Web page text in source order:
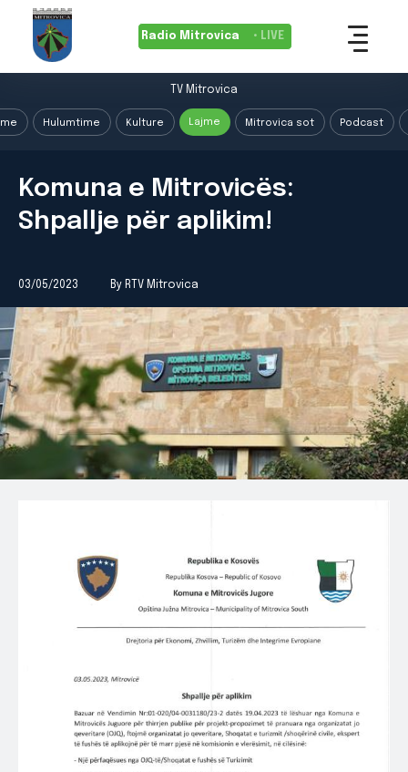
Radio Mitrovica • LIVE
TV Mitrovica
Hulumtime Kulture Lajme Mitrovica sot Podcast
Komuna e Mitrovicës:
Shpallje për aplikim!
03/05/2023 By RTV Mitrovica